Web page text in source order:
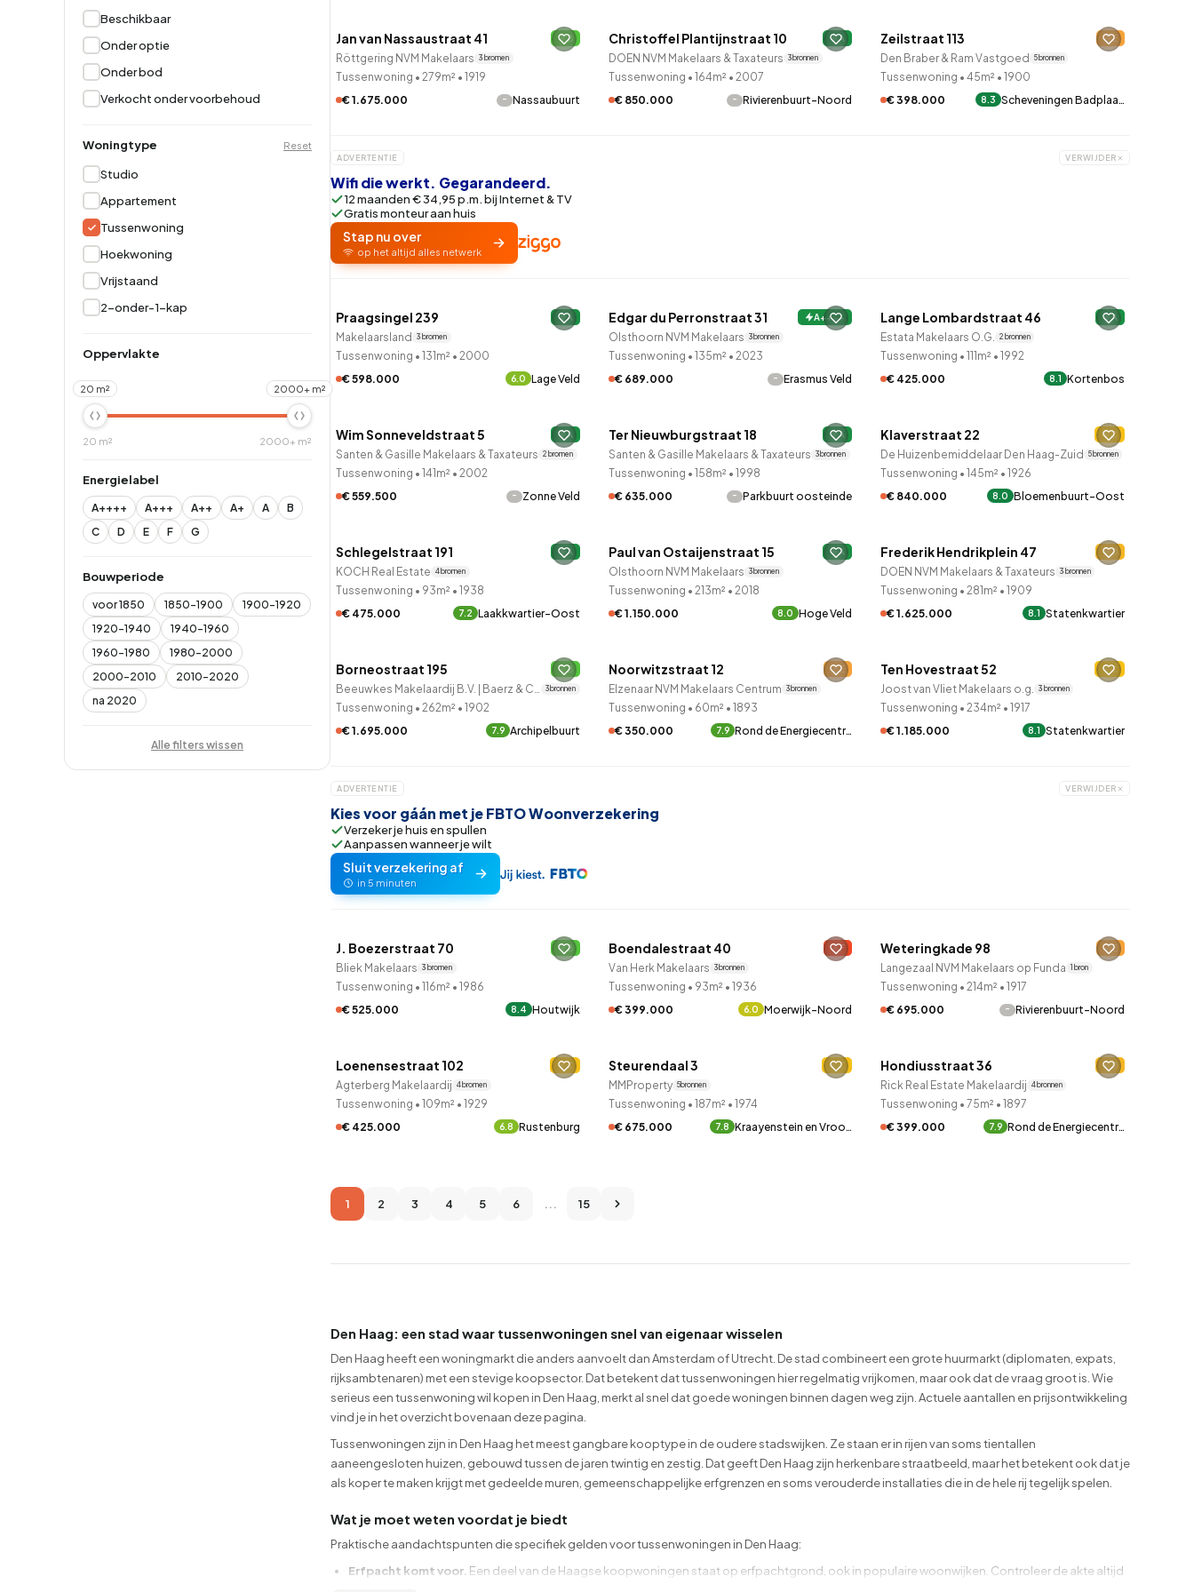
Hoekwoning 2-onder-1-kap Vrijstaand
Hoekwoning Kamers
Beschikbaar
Onder optie
Onder bod
Verkocht onder voorbehoud
Woningtype Reset
Studio
Appartement
Tussenwoning
Hoekwoning
Vrijstaand
2-onder-1-kap
Oppervlakte
20 m² 2000+ m²
20 m² 2000+ m²
Energielabel
A++++ A+++ A++ A+ A
B
C
D E F G
Bouwperiode
voor 1850 1850-1900
1900-1920
1920-1940
1940-1960
1960-1980
1980-2000
2000-2010
2010-2020
na 2020
Alle filters wissen
Jan van Nassaustraat 41 B
Röttgering NVM Makelaars 3 bronnen
Tussenwoning • 279m² • 1919
€ 1.675.000
- Nassaubuurt
Christoffel Plantijnstraat 10 A
DOEN NVM Makelaars & Taxateurs 3 bronnen
Tussenwoning • 164m² • 2007
€ 850.000
- Rivierenbuurt-Noord
Zeilstraat 113 E
Den Braber & Ram Vastgoed 5 bronnen
Tussenwoning • 45m² • 1900
€ 398.000
8.3 Scheveningen Badplaa…
ADVERTENTIE VERWIJDER
Wifi die werkt. Gegarandeerd.
12 maanden € 34,95 p.m. bij Internet & TV
Gratis monteur aan huis
Stap nu over
op het altijd alles netwerk
Praagsingel 239 A
Makelaarsland 3 bronnen
Tussenwoning • 131m² • 2000
€ 598.000
6.0 Lage Veld
Edgar du Perronstraat 31 A++++
Olsthoorn NVM Makelaars 3 bronnen
Tussenwoning • 135m² • 2023
€ 689.000
- Erasmus Veld
Lange Lombardstraat 46 A
Estata Makelaars O.G. 2 bronnen
Tussenwoning • 111m² • 1992
€ 425.000
8.1 Kortenbos
Wim Sonneveldstraat 5 A
Santen & Gasille Makelaars & Taxateurs 2 bronnen
Tussenwoning • 141m² • 2002
€ 559.500
- Zonne Veld
Ter Nieuwburgstraat 18 A
Santen & Gasille Makelaars & Taxateurs 3 bronnen
Tussenwoning • 158m² • 1998
€ 635.000
- Parkbuurt oosteinde
Klaverstraat 22 C
De Huizenbemiddelaar Den Haag-Zuid 5 bronnen
Tussenwoning • 145m² • 1926
€ 840.000
8.0 Bloemenbuurt-Oost
Schlegelstraat 191 A
KOCH Real Estate 4 bronnen
Tussenwoning • 93m² • 1938
€ 475.000
7.2 Laakkwartier-Oost
Paul van Ostaijenstraat 15 A
Olsthoorn NVM Makelaars 3 bronnen
Tussenwoning • 213m² • 2018
€ 1.150.000
8.0 Hoge Veld
Frederik Hendrikplein 47 D
DOEN NVM Makelaars & Taxateurs 3 bronnen
Tussenwoning • 281m² • 1909
€ 1.625.000
8.1 Statenkwartier
Borneostraat 195 B
Beeuwkes Makelaardij B.V. | Baerz & Co 3 bronnen
Tussenwoning • 262m² • 1902
€ 1.695.000
7.9 Archipelbuurt
Noorwitzstraat 12 E
Elzenaar NVM Makelaars Centrum 3 bronnen
Tussenwoning • 60m² • 1893
€ 350.000
7.9 Rond de Energiecentr…
Ten Hovestraat 52 C
Joost van Vliet Makelaars o.g. 3 bronnen
Tussenwoning • 234m² • 1917
€ 1.185.000
8.1 Statenkwartier
ADVERTENTIE VERWIJDER
Kies voor gáán met je FBTO Woonverzekering
Verzeker je huis en spullen
Aanpassen wanneer je wilt
Sluit verzekering af
in 5 minuten
J. Boezerstraat 70 B
Bliek Makelaars 3 bronnen
Tussenwoning • 116m² • 1986
€ 525.000
8.4 Houtwijk
Boendalestraat 40 F
Van Herk Makelaars 3 bronnen
Tussenwoning • 93m² • 1936
€ 399.000
6.0 Moerwijk-Noord
Weteringkade 98 E
Langezaal NVM Makelaars op Funda 1 bron
Tussenwoning • 214m² • 1917
€ 695.000
- Rivierenbuurt-Noord
Loenensestraat 102 C
Agterberg Makelaardij 4 bronnen
Tussenwoning • 109m² • 1929
€ 425.000
6.8 Rustenburg
Steurendaal 3 C
MMProperty 5 bronnen
Tussenwoning • 187m² • 1974
€ 675.000
7.8 Kraayenstein en Vroo…
Hondiusstraat 36 D
Rick Real Estate Makelaardij 4 bronnen
Tussenwoning • 75m² • 1897
€ 399.000
7.9 Rond de Energiecentr…
1 2 3 4 5 6 ... 15
Den Haag: een stad waar tussenwoningen snel van eigenaar wisselen
Den Haag heeft een woningmarkt die anders aanvoelt dan Amsterdam of Utrecht. De stad combineert een grote huurmarkt (diplomaten, expats,
rijksambtenaren) met een stevige koopsector. Dat betekent dat tussenwoningen hier regelmatig vrijkomen, maar ook dat de vraag groot is. Wie
serieus een tussenwoning wil kopen in Den Haag, merkt al snel dat goede woningen binnen dagen weg zijn. Actuele aantallen en prijsontwikkeling
vind je in het overzicht bovenaan deze pagina.
Tussenwoningen zijn in Den Haag het meest gangbare kooptype in de oudere stadswijken. Ze staan er in rijen van soms tientallen
aaneengesloten huizen, gebouwd tussen de jaren twintig en zestig. Dat geeft Den Haag zijn herkenbare straatbeeld, maar het betekent ook dat je
als koper te maken krijgt met gedeelde muren, gemeenschappelijke erfgrenzen en soms verouderde installaties die in de hele rij tegelijk spelen.
Wat je moet weten voordat je biedt
Praktische aandachtspunten die specifiek gelden voor tussenwoningen in Den Haag:
Erfpacht komt voor. Een deel van de Haagse koopwoningen staat op erfpachtgrond, ook in populaire woonwijken. Controleer de akte altijd